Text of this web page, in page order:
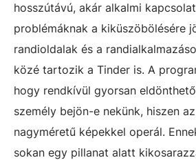
hosszútávú, akár alkalmi
problémáknak a kiküszöbölésére
randioldalak és a
közé tartozik a Tinder is. A
hogy rendkívül gyorsan
személy bejön-e nekünk, hiszen
nagyméretű képekkel operál.
sokan egy pillanat alatt